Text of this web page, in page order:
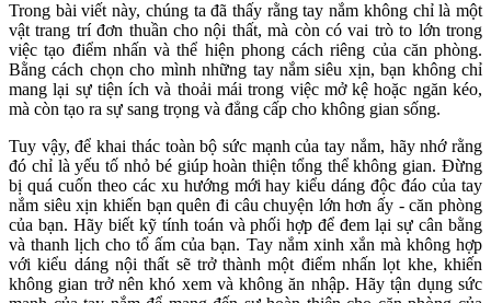
Trong bài viết này, chúng ta đã thấy rằng tay nắm không chỉ là một
vật trang trí đơn thuần cho nội thất, mà còn có vai trò to lớn trong
việc tạo điểm nhấn và thể hiện phong cách riêng của căn phòng.
Bằng cách chọn cho mình những tay nắm siêu xịn, bạn không chỉ
mang lại sự tiện ích và thoải mái trong việc mở kệ hoặc ngăn kéo,
mà còn tạo ra sự sang trọng và đẳng cấp cho không gian sống.
Tuy vậy, để khai thác toàn bộ sức mạnh của tay nắm, hãy nhớ rằng
đó chỉ là yếu tố nhỏ bé giúp hoàn thiện tổng thể không gian. Đừng
bị quá cuốn theo các xu hướng mới hay kiểu dáng độc đáo của tay
nắm siêu xịn khiến bạn quên đi câu chuyện lớn hơn ấy - căn phòng
của bạn. Hãy biết kỹ tính toán và phối hợp để đem lại sự cân bằng
và thanh lịch cho tổ ấm của bạn. Tay nắm xinh xắn mà không hợp
với kiểu dáng nội thất sẽ trở thành một điểm nhấn lọt khe, khiến
không gian trở nên khó xem và không ăn nhập. Hãy tận dụng sức